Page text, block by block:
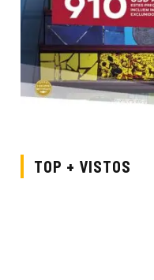
TOP + VISTOS